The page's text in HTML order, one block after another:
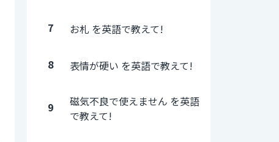
7 お札 を英語で教えて!
8 表情が硬い を英語で教えて!
9
磁気不良で使えません を英語
で教えて!